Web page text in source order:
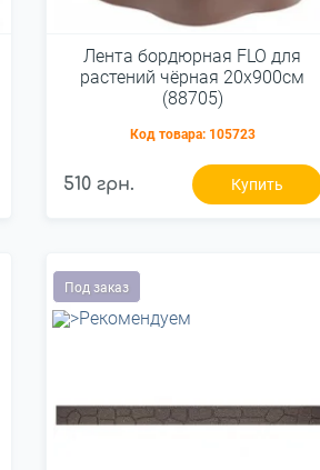
Лента бордюрная FLO для
растений чёрная 20х900см
(88705)
Код товара: 105723
510 грн. Купить
Под заказ